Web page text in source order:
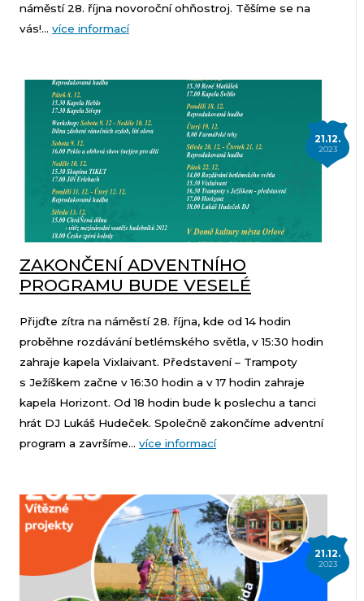
náměstí 28. října novoroční ohňostroj. Těšíme se na
vás!... více informací
21.12.
2023
ZAKONČENÍ ADVENTNÍHO
PROGRAMU BUDE VESELÉ
Přijďte zítra na náměstí 28. října, kde od 14 hodin
proběhne rozdávání betlémského světla, v 15:30 hodin
zahraje kapela Vixlaivant. Představení – Trampoty
s Ježíškem začne v 16:30 hodin a v 17 hodin zahraje
kapela Horizont. Od 18 hodin bude k poslechu a tanci
hrát DJ Lukáš Hudeček. Společně zakončíme adventní
program a završíme... více informací
21.12.
2023